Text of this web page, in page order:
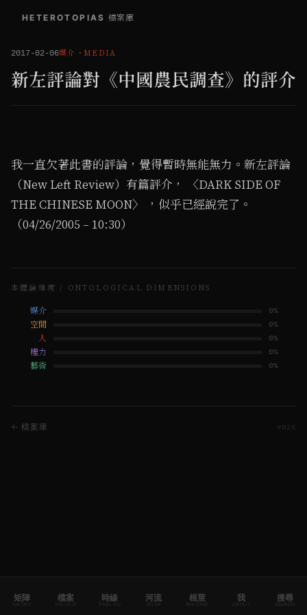
矩陣
MATRIX
檔案
ARCHIVE
時線 河流
RIVER
根莖 我 搜尋
SEARCH
HETEROTOPIAS 檔案庫
2017-02-06媒介 ・ MEDIA
新左評論對《中國農民調查》的評介
我一直欠著此書的評論，覺得暫時無能無力。新左評論
（New Left Review）有篇評介， 〈DARK SIDE OF
THE CHINESE MOON〉 ，似乎已經說完了。
（04/26/2005 – 10:30）
本體論維度 / ONTOLOGICAL DIMENSIONS
媒介 0%
空間 0%
人 0%
權力 0%
藝術 0%
← 檔案庫 926